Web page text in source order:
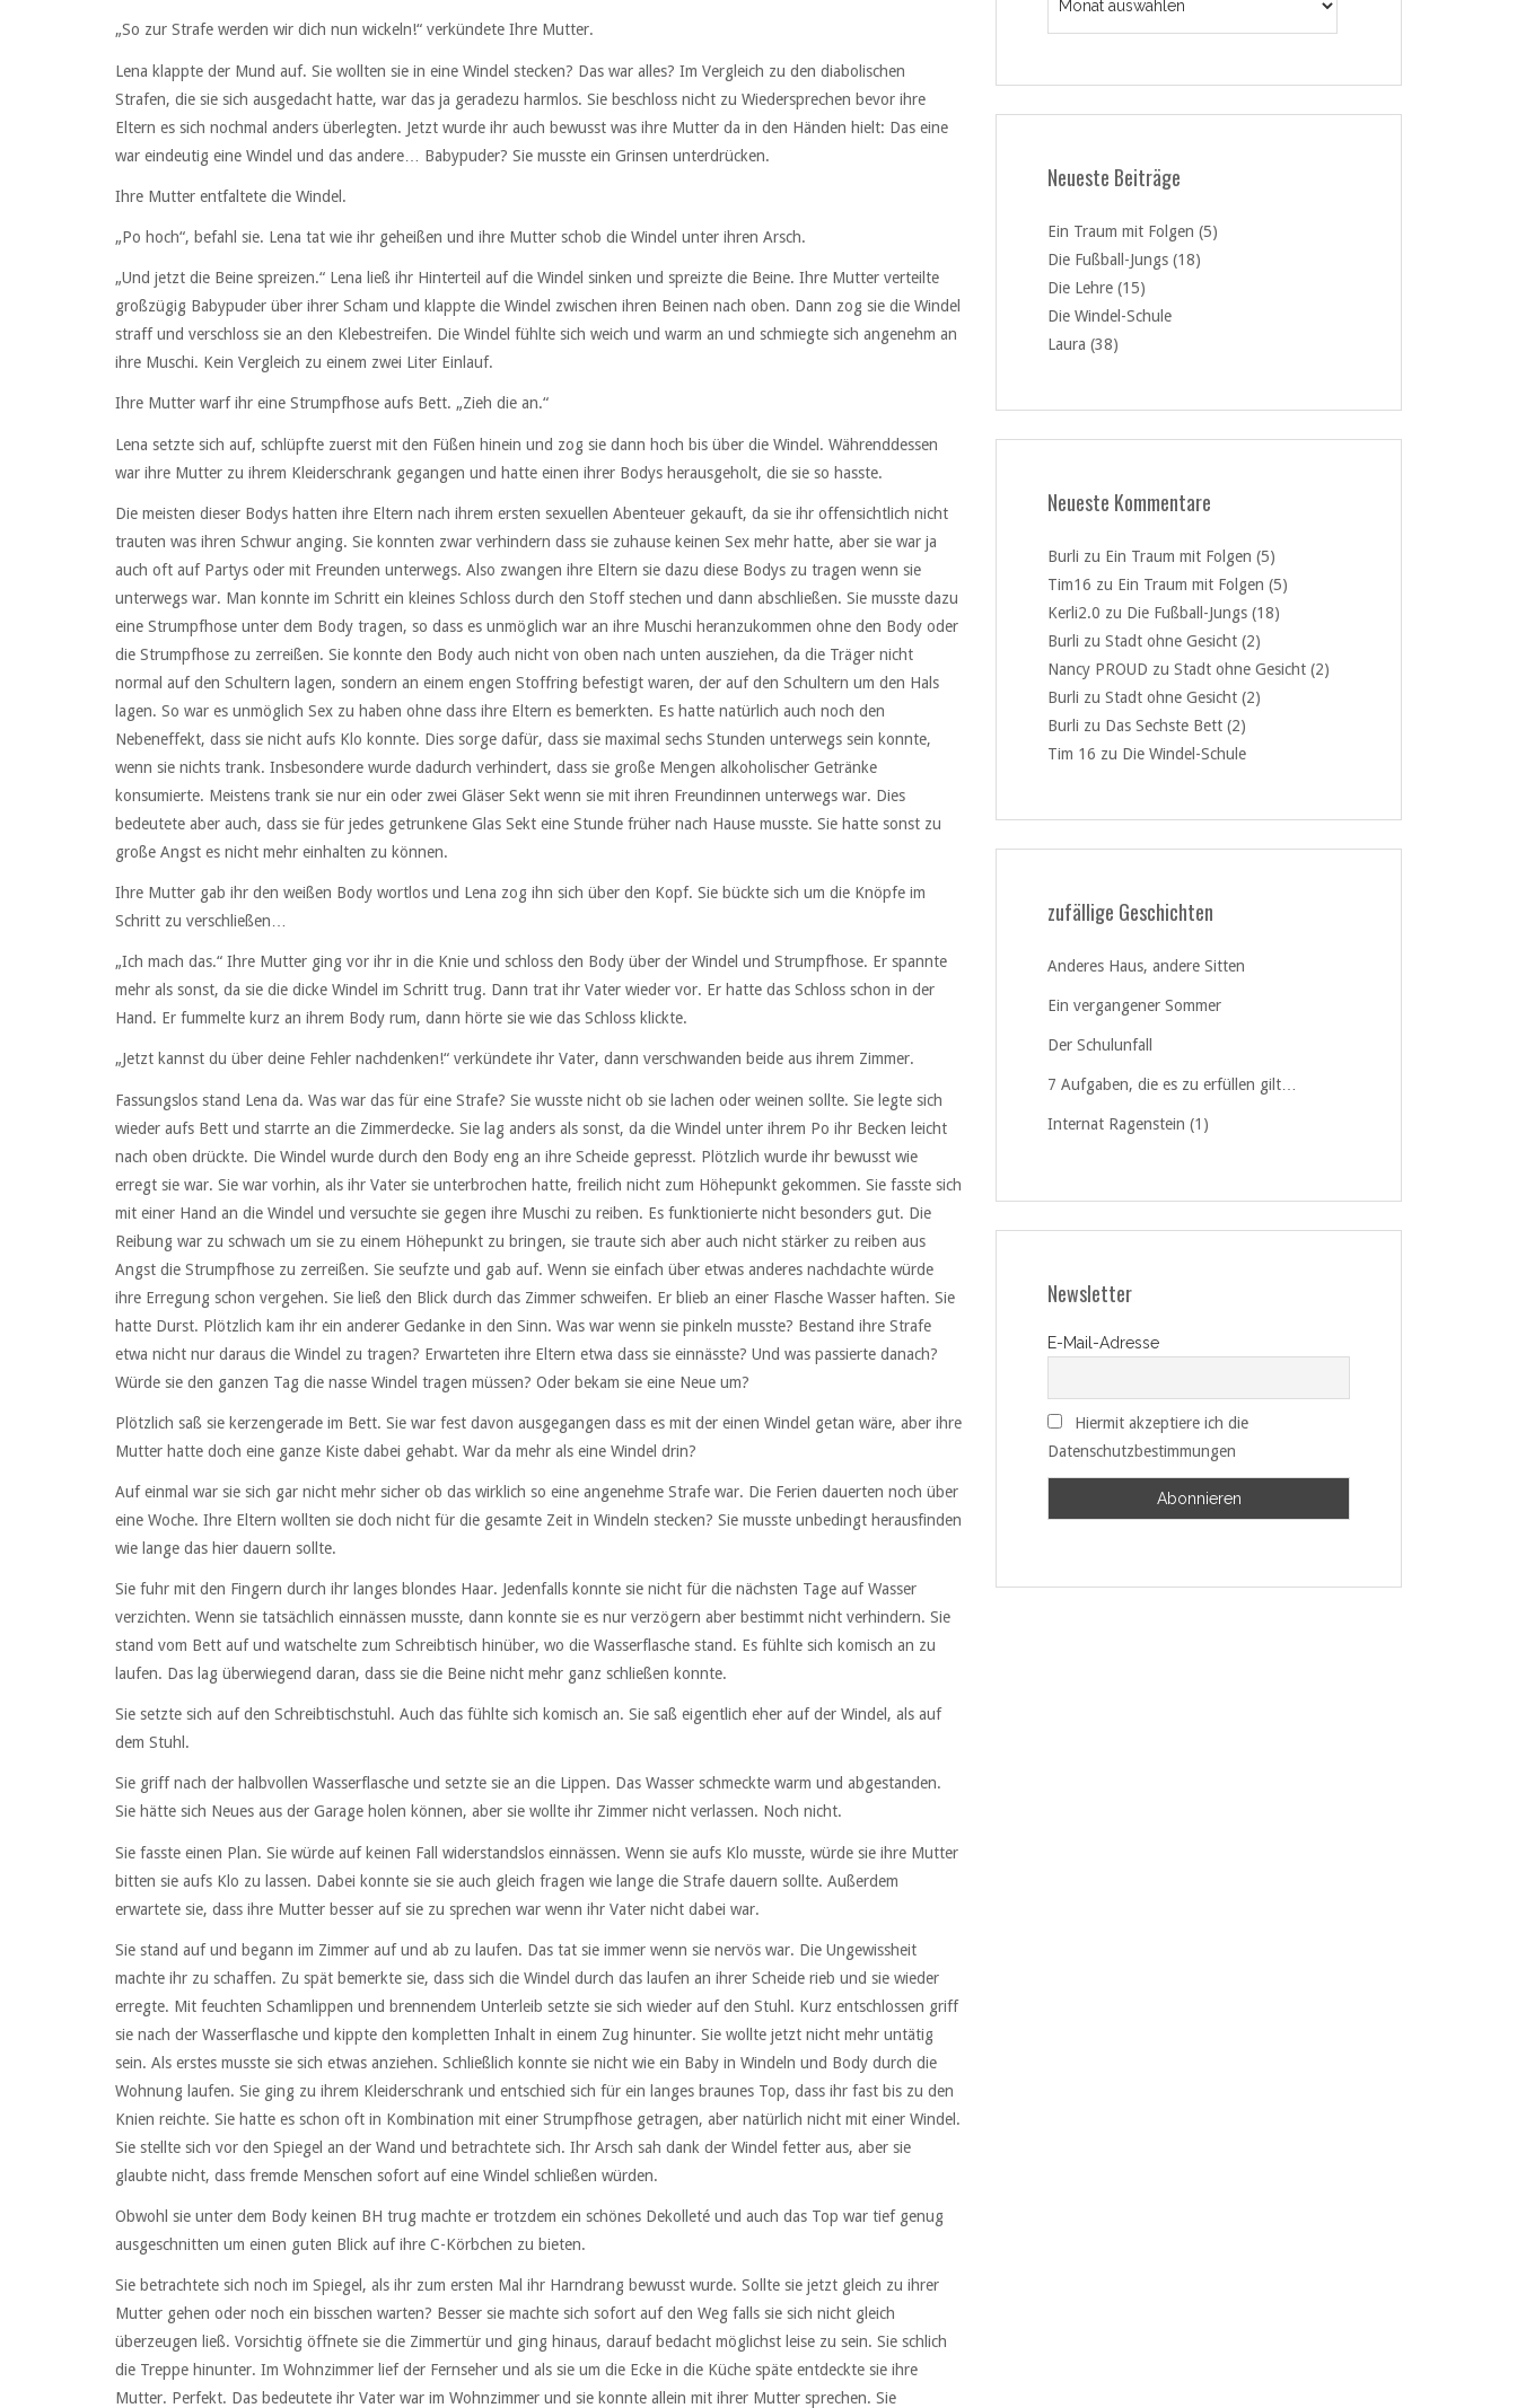
„So zur Strafe werden wir dich nun wickeln!“ verkündete Ihre Mutter.
Lena klappte der Mund auf. Sie wollten sie in eine Windel stecken? Das war alles? Im Vergleich zu den diabolischen
Strafen, die sie sich ausgedacht hatte, war das ja geradezu harmlos. Sie beschloss nicht zu Wiedersprechen bevor ihre
Eltern es sich nochmal anders überlegten. Jetzt wurde ihr auch bewusst was ihre Mutter da in den Händen hielt: Das eine
war eindeutig eine Windel und das andere… Babypuder? Sie musste ein Grinsen unterdrücken.
Ihre Mutter entfaltete die Windel.
„Po hoch“, befahl sie. Lena tat wie ihr geheißen und ihre Mutter schob die Windel unter ihren Arsch.
„Und jetzt die Beine spreizen.“ Lena ließ ihr Hinterteil auf die Windel sinken und spreizte die Beine. Ihre Mutter verteilte
großzügig Babypuder über ihrer Scham und klappte die Windel zwischen ihren Beinen nach oben. Dann zog sie die Windel
straff und verschloss sie an den Klebestreifen. Die Windel fühlte sich weich und warm an und schmiegte sich angenehm an
ihre Muschi. Kein Vergleich zu einem zwei Liter Einlauf.
Ihre Mutter warf ihr eine Strumpfhose aufs Bett. „Zieh die an.“
Lena setzte sich auf, schlüpfte zuerst mit den Füßen hinein und zog sie dann hoch bis über die Windel. Währenddessen
war ihre Mutter zu ihrem Kleiderschrank gegangen und hatte einen ihrer Bodys herausgeholt, die sie so hasste.
Die meisten dieser Bodys hatten ihre Eltern nach ihrem ersten sexuellen Abenteuer gekauft, da sie ihr offensichtlich nicht
trauten was ihren Schwur anging. Sie konnten zwar verhindern dass sie zuhause keinen Sex mehr hatte, aber sie war ja
auch oft auf Partys oder mit Freunden unterwegs. Also zwangen ihre Eltern sie dazu diese Bodys zu tragen wenn sie
unterwegs war. Man konnte im Schritt ein kleines Schloss durch den Stoff stechen und dann abschließen. Sie musste dazu
eine Strumpfhose unter dem Body tragen, so dass es unmöglich war an ihre Muschi heranzukommen ohne den Body oder
die Strumpfhose zu zerreißen. Sie konnte den Body auch nicht von oben nach unten ausziehen, da die Träger nicht
normal auf den Schultern lagen, sondern an einem engen Stoffring befestigt waren, der auf den Schultern um den Hals
lagen. So war es unmöglich Sex zu haben ohne dass ihre Eltern es bemerkten. Es hatte natürlich auch noch den
Nebeneffekt, dass sie nicht aufs Klo konnte. Dies sorge dafür, dass sie maximal sechs Stunden unterwegs sein konnte,
wenn sie nichts trank. Insbesondere wurde dadurch verhindert, dass sie große Mengen alkoholischer Getränke
konsumierte. Meistens trank sie nur ein oder zwei Gläser Sekt wenn sie mit ihren Freundinnen unterwegs war. Dies
bedeutete aber auch, dass sie für jedes getrunkene Glas Sekt eine Stunde früher nach Hause musste. Sie hatte sonst zu
große Angst es nicht mehr einhalten zu können.
Ihre Mutter gab ihr den weißen Body wortlos und Lena zog ihn sich über den Kopf. Sie bückte sich um die Knöpfe im
Schritt zu verschließen…
„Ich mach das.“ Ihre Mutter ging vor ihr in die Knie und schloss den Body über der Windel und Strumpfhose. Er spannte
mehr als sonst, da sie die dicke Windel im Schritt trug. Dann trat ihr Vater wieder vor. Er hatte das Schloss schon in der
Hand. Er fummelte kurz an ihrem Body rum, dann hörte sie wie das Schloss klickte.
„Jetzt kannst du über deine Fehler nachdenken!“ verkündete ihr Vater, dann verschwanden beide aus ihrem Zimmer.
Fassungslos stand Lena da. Was war das für eine Strafe? Sie wusste nicht ob sie lachen oder weinen sollte. Sie legte sich
wieder aufs Bett und starrte an die Zimmerdecke. Sie lag anders als sonst, da die Windel unter ihrem Po ihr Becken leicht
nach oben drückte. Die Windel wurde durch den Body eng an ihre Scheide gepresst. Plötzlich wurde ihr bewusst wie
erregt sie war. Sie war vorhin, als ihr Vater sie unterbrochen hatte, freilich nicht zum Höhepunkt gekommen. Sie fasste sich
mit einer Hand an die Windel und versuchte sie gegen ihre Muschi zu reiben. Es funktionierte nicht besonders gut. Die
Reibung war zu schwach um sie zu einem Höhepunkt zu bringen, sie traute sich aber auch nicht stärker zu reiben aus
Angst die Strumpfhose zu zerreißen. Sie seufzte und gab auf. Wenn sie einfach über etwas anderes nachdachte würde
ihre Erregung schon vergehen. Sie ließ den Blick durch das Zimmer schweifen. Er blieb an einer Flasche Wasser haften. Sie
hatte Durst. Plötzlich kam ihr ein anderer Gedanke in den Sinn. Was war wenn sie pinkeln musste? Bestand ihre Strafe
etwa nicht nur daraus die Windel zu tragen? Erwarteten ihre Eltern etwa dass sie einnässte? Und was passierte danach?
Würde sie den ganzen Tag die nasse Windel tragen müssen? Oder bekam sie eine Neue um?
Plötzlich saß sie kerzengerade im Bett. Sie war fest davon ausgegangen dass es mit der einen Windel getan wäre, aber ihre
Mutter hatte doch eine ganze Kiste dabei gehabt. War da mehr als eine Windel drin?
Auf einmal war sie sich gar nicht mehr sicher ob das wirklich so eine angenehme Strafe war. Die Ferien dauerten noch über
eine Woche. Ihre Eltern wollten sie doch nicht für die gesamte Zeit in Windeln stecken? Sie musste unbedingt herausfinden
wie lange das hier dauern sollte.
Sie fuhr mit den Fingern durch ihr langes blondes Haar. Jedenfalls konnte sie nicht für die nächsten Tage auf Wasser
verzichten. Wenn sie tatsächlich einnässen musste, dann konnte sie es nur verzögern aber bestimmt nicht verhindern. Sie
stand vom Bett auf und watschelte zum Schreibtisch hinüber, wo die Wasserflasche stand. Es fühlte sich komisch an zu
laufen. Das lag überwiegend daran, dass sie die Beine nicht mehr ganz schließen konnte.
Sie setzte sich auf den Schreibtischstuhl. Auch das fühlte sich komisch an. Sie saß eigentlich eher auf der Windel, als auf
dem Stuhl.
Sie griff nach der halbvollen Wasserflasche und setzte sie an die Lippen. Das Wasser schmeckte warm und abgestanden.
Sie hätte sich Neues aus der Garage holen können, aber sie wollte ihr Zimmer nicht verlassen. Noch nicht.
Sie fasste einen Plan. Sie würde auf keinen Fall widerstandslos einnässen. Wenn sie aufs Klo musste, würde sie ihre Mutter
bitten sie aufs Klo zu lassen. Dabei konnte sie sie auch gleich fragen wie lange die Strafe dauern sollte. Außerdem
erwartete sie, dass ihre Mutter besser auf sie zu sprechen war wenn ihr Vater nicht dabei war.
Sie stand auf und begann im Zimmer auf und ab zu laufen. Das tat sie immer wenn sie nervös war. Die Ungewissheit
machte ihr zu schaffen. Zu spät bemerkte sie, dass sich die Windel durch das laufen an ihrer Scheide rieb und sie wieder
erregte. Mit feuchten Schamlippen und brennendem Unterleib setzte sie sich wieder auf den Stuhl. Kurz entschlossen griff
sie nach der Wasserflasche und kippte den kompletten Inhalt in einem Zug hinunter. Sie wollte jetzt nicht mehr untätig
sein. Als erstes musste sie sich etwas anziehen. Schließlich konnte sie nicht wie ein Baby in Windeln und Body durch die
Wohnung laufen. Sie ging zu ihrem Kleiderschrank und entschied sich für ein langes braunes Top, dass ihr fast bis zu den
Knien reichte. Sie hatte es schon oft in Kombination mit einer Strumpfhose getragen, aber natürlich nicht mit einer Windel.
Sie stellte sich vor den Spiegel an der Wand und betrachtete sich. Ihr Arsch sah dank der Windel fetter aus, aber sie
glaubte nicht, dass fremde Menschen sofort auf eine Windel schließen würden.
Obwohl sie unter dem Body keinen BH trug machte er trotzdem ein schönes Dekolleté und auch das Top war tief genug
ausgeschnitten um einen guten Blick auf ihre C-Körbchen zu bieten.
Sie betrachtete sich noch im Spiegel, als ihr zum ersten Mal ihr Harndrang bewusst wurde. Sollte sie jetzt gleich zu ihrer
Mutter gehen oder noch ein bisschen warten? Besser sie machte sich sofort auf den Weg falls sie sich nicht gleich
überzeugen ließ. Vorsichtig öffnete sie die Zimmertür und ging hinaus, darauf bedacht möglichst leise zu sein. Sie schlich
die Treppe hinunter. Im Wohnzimmer lief der Fernseher und als sie um die Ecke in die Küche späte entdeckte sie ihre
Mutter. Perfekt. Das bedeutete ihr Vater war im Wohnzimmer und sie konnte allein mit ihrer Mutter sprechen. Sie
Neueste Beiträge
Ein Traum mit Folgen (5)
Die Fußball-Jungs (18)
Die Lehre (15)
Die Windel-Schule
Laura (38)
Neueste Kommentare
Burli zu Ein Traum mit Folgen (5)
Tim16 zu Ein Traum mit Folgen (5)
Kerli2.0 zu Die Fußball-Jungs (18)
Burli zu Stadt ohne Gesicht (2)
Nancy PROUD zu Stadt ohne Gesicht (2)
Burli zu Stadt ohne Gesicht (2)
Burli zu Das Sechste Bett (2)
Tim 16 zu Die Windel-Schule
zufällige Geschichten
Anderes Haus, andere Sitten
Ein vergangener Sommer
Der Schulunfall
7 Aufgaben, die es zu erfüllen gilt…
Internat Ragenstein (1)
Newsletter
E-Mail-Adresse
Hiermit akzeptiere ich die
Datenschutzbestimmungen